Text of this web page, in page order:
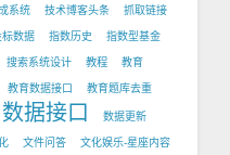
系统 技术博客头条 抓取链接
标数据 指数历史 指数型基金
搜索系统设计 教程 教育
教育数据接口 教育题库去重
数据接口 数据更新
文件问答 文化娱乐-星座内容